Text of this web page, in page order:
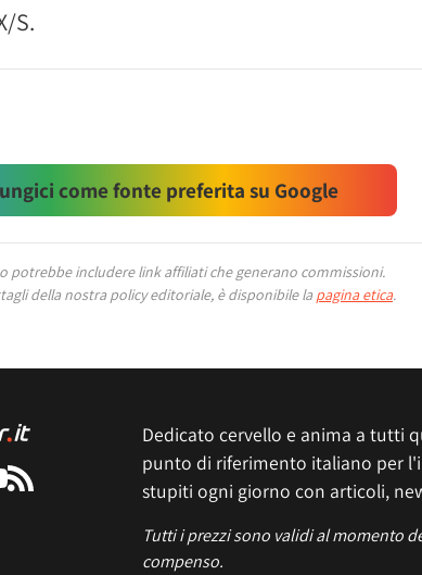
S.
come fonte preferita su Google
potrebbe includere link affiliati che generano commissioni.
della nostra policy editoriale, è disponibile la pagina etica.
Dedicato cervello e anima a tutti
punto di riferimento italiano per
stupiti ogni giorno con articoli,
Tutti i prezzi sono validi al momento
compenso.